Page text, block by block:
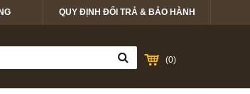
QUY ĐỊNH ĐỔI TRẢ & BẢO HÀNH
(0)